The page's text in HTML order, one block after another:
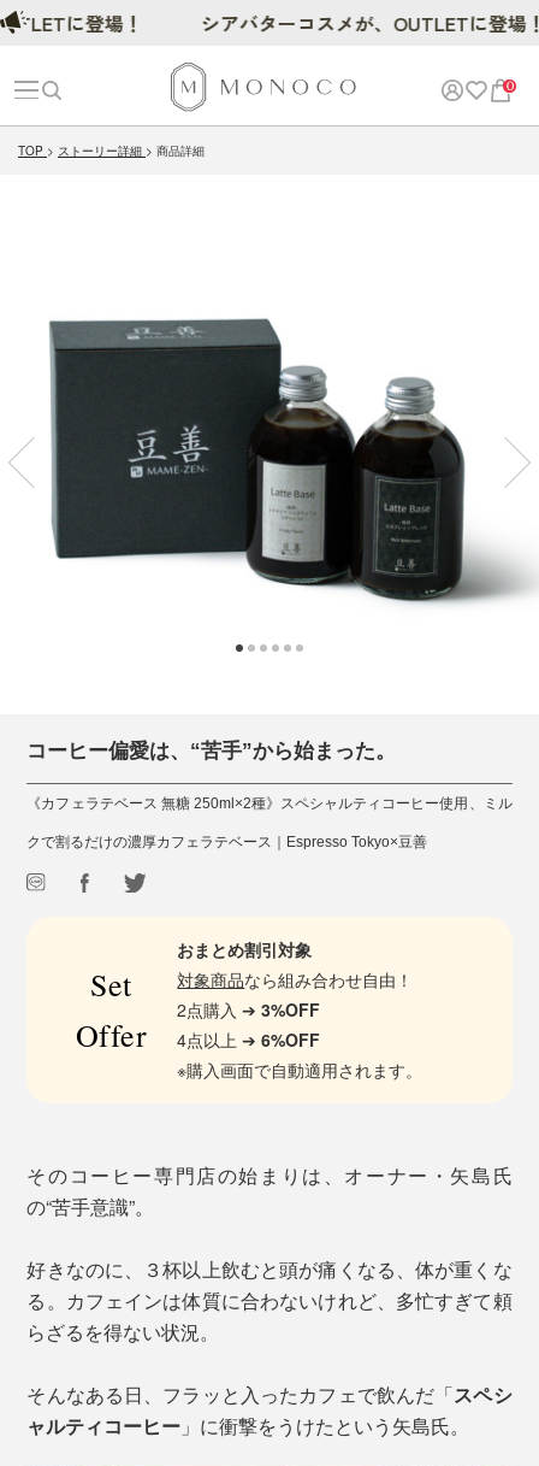
0
TOP ストーリー詳細 商品詳細
コーヒー偏愛は、“苦手”から始まった。
《カフェラテベース 無糖 250ml×2種》スペシャルティコーヒー使用、ミル
クで割るだけの濃厚カフェラテベース｜Espresso Tokyo×豆善
Set
Offer
おまとめ割引対象
対象商品なら組み合わせ自由！
2点購入 ➔3%OFF
4点以上 ➔6%OFF
※購入画面で自動適用されます。
そのコーヒー専門店の始まりは、オーナー・矢島氏
の“苦手意識”。
好きなのに、３杯以上飲むと頭が痛くなる、体が重くな
る。カフェインは体質に合わないけれど、多忙すぎて頼
らざるを得ない状況。
そんなある日、フラッと入ったカフェで飲んだ「スペシ
ャルティコーヒー 」に衝撃をうけたという矢島氏。
に登場！ シアバターコスメが、OUTLETに登場！